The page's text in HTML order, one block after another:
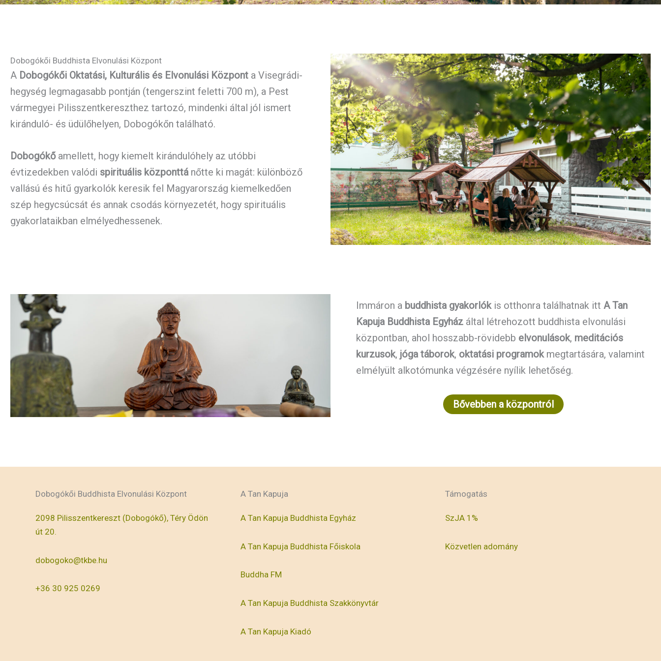
Dobogókői Buddhista Elvonulási Központ
A Dobogókői Oktatási, Kulturális és Elvonulási Központ a Visegrádi-
hegység legmagasabb pontján (tengerszint feletti 700 m), a Pest
vármegyei Pilisszentkereszthez tartozó, mindenki által jól ismert
kiránduló- és üdülőhelyen, Dobogókőn található.
Dobogókőamellett, hogy kiemelt kirándulóhely az utóbbi
évtizedekben valódi spirituális központtá nőtte ki magát: különböző
vallású és hitű gyarkolók keresik fel Magyarország kiemelkedően
szép hegycsúcsát és annak csodás környezetét, hogy spirituális
gyakorlataikban elmélyedhessenek.
Immáron a buddhista gyakorlókis otthonra találhatnak itt A Tan
Kapuja Buddhista Egyház által létrehozott buddhista elvonulási
központban, ahol hosszabb-rövidebb elvonulások, meditációs
kurzusok, jóga táborok, oktatási programokmegtartására, valamint
elmélyült alkotómunka végzésére nyílik lehetőség.
Bővebben a központról
Dobogókői Buddhista Elvonulási Központ
2098 Pilisszentkereszt (Dobogókő), Téry Ödön
út 20.
dobogoko@tkbe.hu
+36 30 925 0269
A Tan Kapuja
A Tan Kapuja Buddhista Egyház
A Tan Kapuja Buddhista Főiskola
Buddha FM
A Tan Kapuja Buddhista Szakkönyvtár
A Tan Kapuja Kiadó
Támogatás
SzJA 1%
Közvetlen adomány